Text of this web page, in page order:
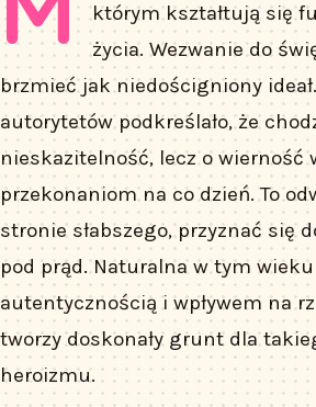
którym kształtują się
życia. Wezwanie do
brzmieć jak niedościgniony
autorytetów podkreślało, że
nieskazitelność, lecz o wierność
przekonaniom na co dzień. To
stronie słabszego, przyznać się
pod prąd. Naturalna w tym
autentycznością i wpływem na
tworzy doskonały grunt dla
heroizmu.